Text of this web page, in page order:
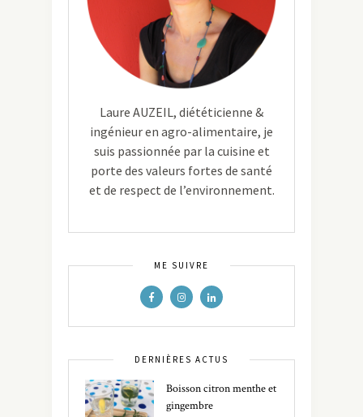
Laure AUZEIL, diététicienne &
ingénieur en agro-alimentaire, je
suis passionnée par la cuisine et
porte des valeurs fortes de santé
et de respect de l’environnement.
ME SUIVRE
DERNIÈRES ACTUS
Boisson citron menthe et
gingembre